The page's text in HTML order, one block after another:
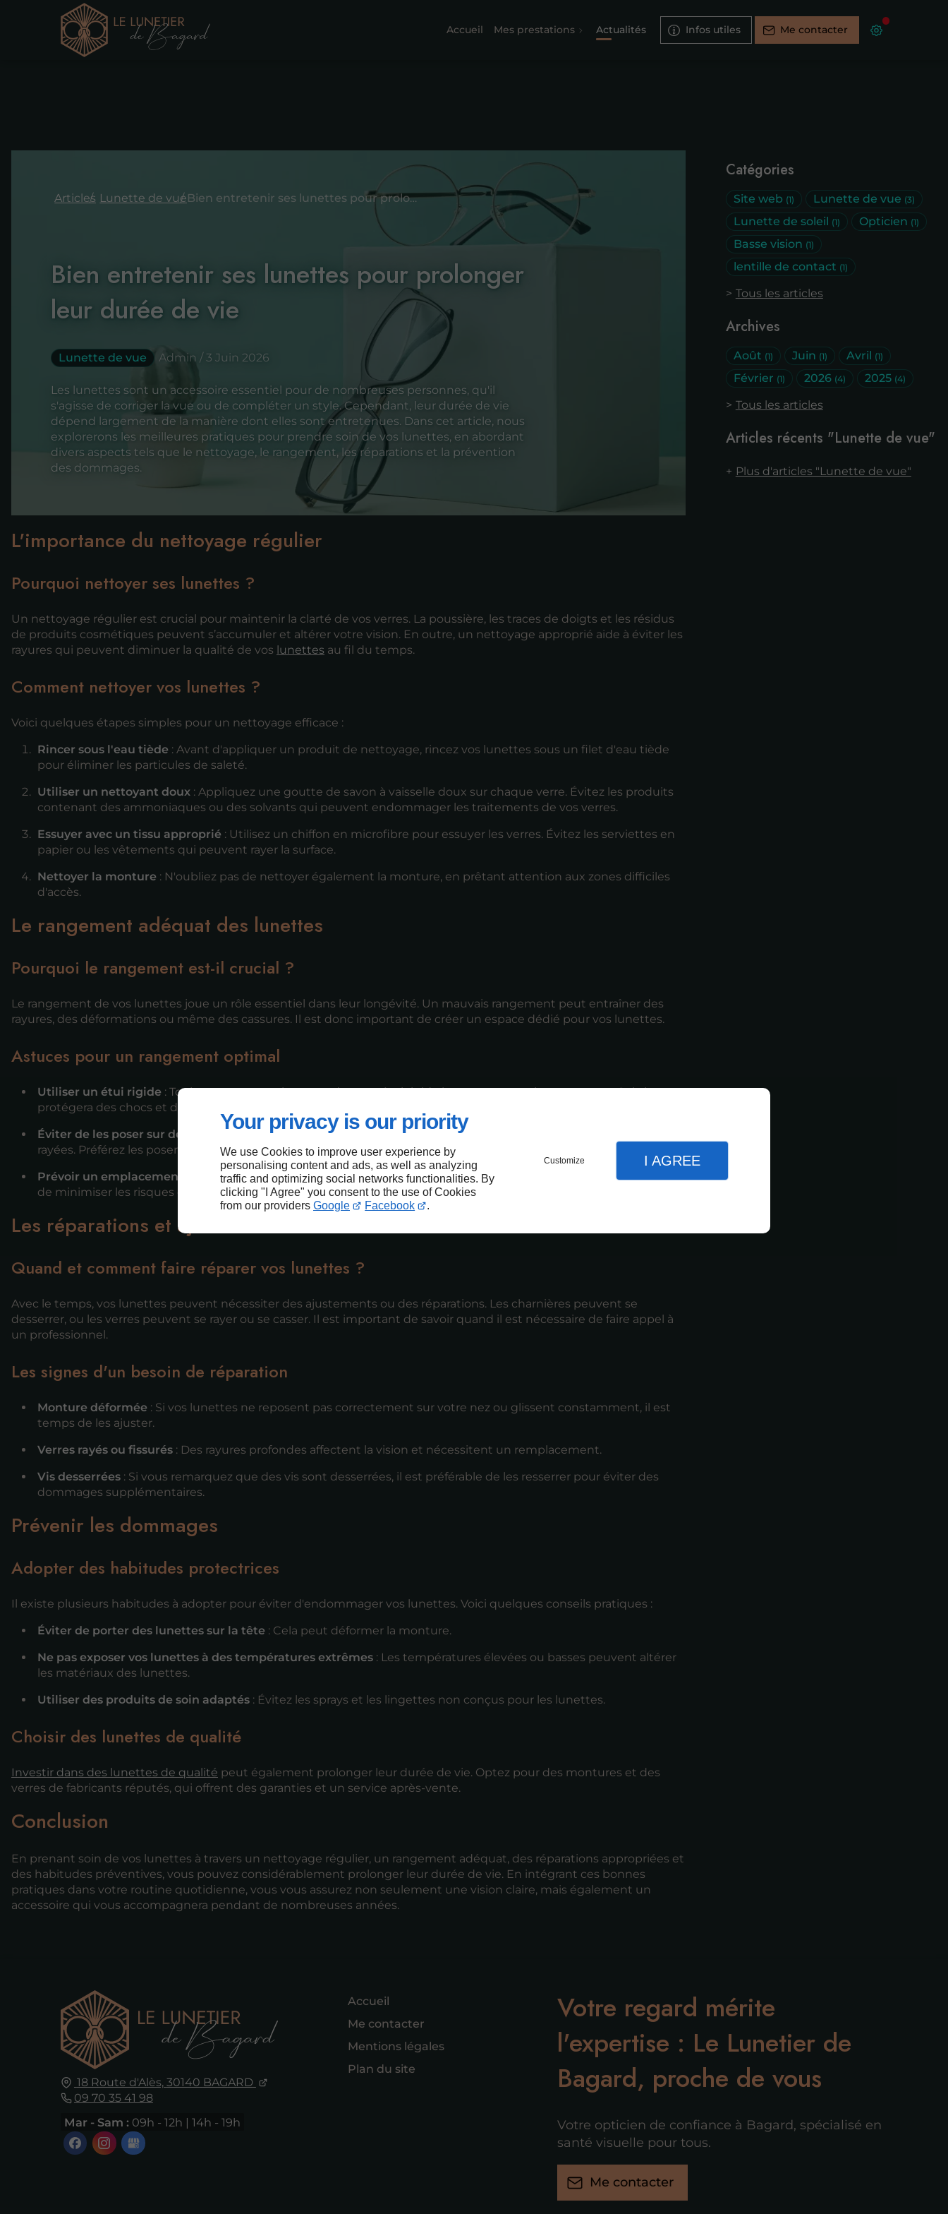
Your privacy is our priority
We use Cookies to improve user experience by
personalising content and ads, as well as analyzing
traffic and optimizing social networks functionalities. By
clicking "I Agree" you consent to the use of Cookies
from our providers Google Facebook .
Customize I AGREE
Accueil Mes prestations Actualités Infos utiles Me contacter
Catégories
Site web (1) Lunette de vue (3)
Lunette de soleil (1) Opticien (1)
Basse vision (1)
lentille de contact (1)
Tous les articles
Archives
Août (1) Juin (1) Avril (1)
Février (1) 2026 (4) 2025 (4)
Tous les articles
Articles récents "Lunette de vue"
Plus d'articles "Lunette de vue"
Articles Lunette de vue Bien entretenir ses lunettes pour prolonger leur durée de vie
Bien entretenir ses lunettes pour prolonger
leur durée de vie
Lunette de vue Admin / 3 Juin 2026
Les lunettes sont un accessoire essentiel pour de nombreuses personnes, qu'il
s'agisse de corriger la vue ou de compléter un style. Cependant, leur durée de vie
dépend largement de la manière dont elles sont entretenues. Dans cet article, nous
explorerons les meilleures pratiques pour prendre soin de vos lunettes, en abordant
divers aspects tels que le nettoyage, le rangement, les réparations et la prévention
des dommages.
L'importance du nettoyage régulier
Pourquoi nettoyer ses lunettes ?
Un nettoyage régulier est crucial pour maintenir la clarté de vos verres. La poussière, les traces de doigts et les résidus
de produits cosmétiques peuvent s’accumuler et altérer votre vision. En outre, un nettoyage approprié aide à éviter les
rayures qui peuvent diminuer la qualité de vos lunettes au fil du temps.
Comment nettoyer vos lunettes ?
Voici quelques étapes simples pour un nettoyage efficace :
Rincer sous l'eau tiède : Avant d'appliquer un produit de nettoyage, rincez vos lunettes sous un filet d'eau tiède
pour éliminer les particules de saleté.
Utiliser un nettoyant doux : Appliquez une goutte de savon à vaisselle doux sur chaque verre. Évitez les produits
contenant des ammoniaques ou des solvants qui peuvent endommager les traitements de vos verres.
Essuyer avec un tissu approprié : Utilisez un chiffon en microfibre pour essuyer les verres. Évitez les serviettes en
papier ou les vêtements qui peuvent rayer la surface.
Nettoyer la monture : N'oubliez pas de nettoyer également la monture, en prêtant attention aux zones difficiles
d'accès.
Le rangement adéquat des lunettes
Pourquoi le rangement est-il crucial ?
Le rangement de vos lunettes joue un rôle essentiel dans leur longévité. Un mauvais rangement peut entraîner des
rayures, des déformations ou même des cassures. Il est donc important de créer un espace dédié pour vos lunettes.
Astuces pour un rangement optimal
Utiliser un étui rigide : Toujours ranger vos lunettes dans un étui rigide lorsque vous ne les portez pas. Cela les
protégera des chocs et des rayures.
Éviter de les poser sur des surfaces
: Évitez de poser vos lunettes à l’envers sur des surfaces où elles peuvent être
rayées. Préférez les poser sur un tissu doux ou dans leur étui.
Prévoir un emplacement fixe
: Choisissez un endroit spécifique dans votre maison pour ranger vos lunettes, afin
de minimiser les risques de perte ou d'endommagement.
Les réparations et ajustements
Quand et comment faire réparer vos lunettes ?
Avec le temps, vos lunettes peuvent nécessiter des ajustements ou des réparations. Les charnières peuvent se
desserrer, ou les verres peuvent se rayer ou se casser. Il est important de savoir quand il est nécessaire de faire appel à
un professionnel.
Les signes d'un besoin de réparation
Monture déformée : Si vos lunettes ne reposent pas correctement sur votre nez ou glissent constamment, il est
temps de les ajuster.
Verres rayés ou fissurés : Des rayures profondes affectent la vision et nécessitent un remplacement.
Vis desserrées : Si vous remarquez que des vis sont desserrées, il est préférable de les resserrer pour éviter des
dommages supplémentaires.
Prévenir les dommages
Adopter des habitudes protectrices
Il existe plusieurs habitudes à adopter pour éviter d'endommager vos lunettes. Voici quelques conseils pratiques :
Éviter de porter des lunettes sur la tête : Cela peut déformer la monture.
Ne pas exposer vos lunettes à des températures extrêmes : Les températures élevées ou basses peuvent altérer
les matériaux des lunettes.
Utiliser des produits de soin adaptés : Évitez les sprays et les lingettes non conçus pour les lunettes.
Choisir des lunettes de qualité
Investir dans des lunettes de qualité peut également prolonger leur durée de vie. Optez pour des montures et des
verres de fabricants réputés, qui offrent des garanties et un service après-vente.
Conclusion
En prenant soin de vos lunettes à travers un nettoyage régulier, un rangement adéquat, des réparations appropriées et
des habitudes préventives, vous pouvez considérablement prolonger leur durée de vie. En intégrant ces bonnes
pratiques dans votre routine quotidienne, vous vous assurez non seulement une vision claire, mais également un
accessoire qui vous accompagnera pendant de nombreuses années.
18 Route d'Alès, 30140 BAGARD
09 70 35 41 98
Mar - Sam : 09h - 12h | 14h - 19h
Accueil
Me contacter
Mentions légales
Plan du site
Votre regard mérite
l'expertise : Le Lunetier de
Bagard, proche de vous
Votre opticien de confiance à Bagard, spécialisé en
santé visuelle pour tous.
Me contacter